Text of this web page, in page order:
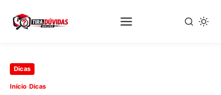
PularDicas
Início›Dicas